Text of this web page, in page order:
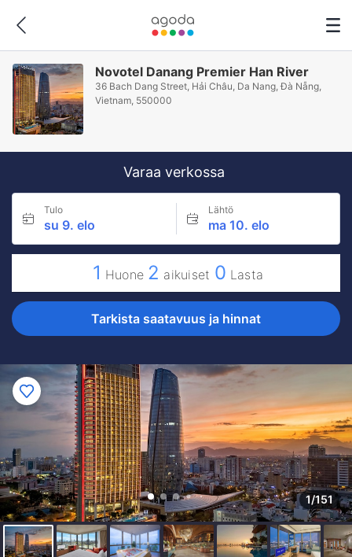
Novotel Danang Premier Han River
36 Bach Dang Street, Hải Châu, Da Nang, Ðà Nẵng,
Vietnam, 550000
Varaa verkossa
Tulo
su 9. elo
Lähtö
ma 10. elo
1 Huone 2 aikuiset 0 Lasta
Tarkista saatavuus ja hinnat
1/151